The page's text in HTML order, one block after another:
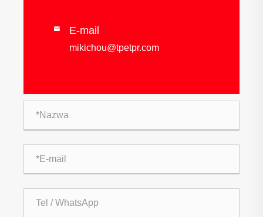
 E-mail
mikichou@tpetpr.com